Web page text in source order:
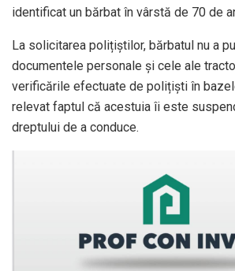
identificat un bărbat în vârstă de 70 de
La solicitarea polițiștilor, bărbatul nu a
documentele personale și cele ale
verificările efectuate de polițiști în
relevat faptul că acestuia îi este
dreptului de a conduce.